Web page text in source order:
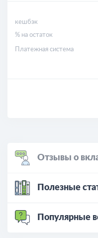
кешбэк
% на остаток
Платежная система
Отзывы о
Полезные
Популярные